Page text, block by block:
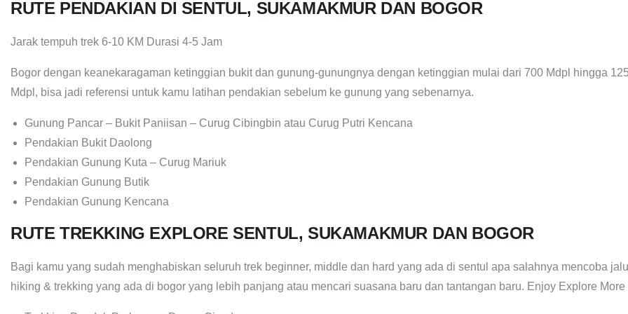
RUTE PENDAKIAN DI SENTUL, SUKAMAKMUR DAN BOGOR
Jarak tempuh trek 6-10 KM Durasi 4-5 Jam
Bogor dengan keanekaragaman ketinggian bukit dan gunung-gunungnya dengan ketinggian mulai dari 700 Mdpl hingga
Mdpl, bisa jadi referensi untuk kamu latihan pendakian sebelum ke gunung yang sebenarnya.
Gunung Pancar – Bukit Paniisan – Curug Cibingbin atau Curug Putri Kencana
Pendakian Bukit Daolong
Pendakian Gunung Kuta – Curug Mariuk
Pendakian Gunung Butik
Pendakian Gunung Kencana
RUTE TREKKING EXPLORE SENTUL, SUKAMAKMUR DAN BOGOR
Bagi kamu yang sudah menghabiskan seluruh trek beginner, middle dan hard yang ada di sentul apa salahnya mencoba
hiking & trekking yang ada di bogor yang lebih panjang atau mencari suasana baru dan tantangan baru. Enjoy Explore More